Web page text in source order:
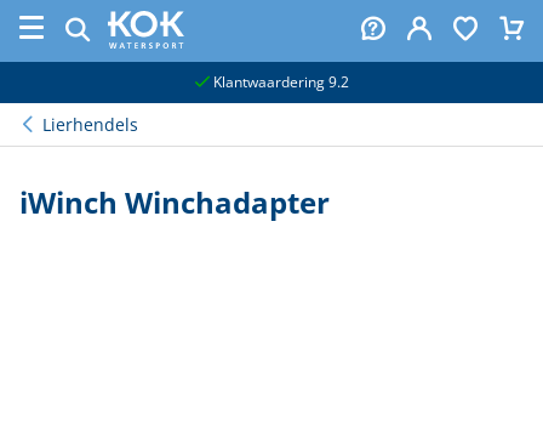
Klantwaardering 9.2
Lierhendels
iWinch Winchadapter